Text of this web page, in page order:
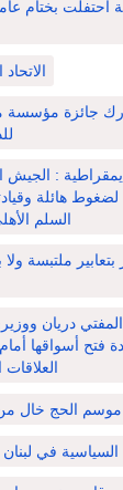
احتفلت بختام
جائزة مؤسسة
:
هائلة
السلم
بتعابير ملتبسة
دريان
فتح أسواقها
العلاقات
الحج خال من
السياسية في